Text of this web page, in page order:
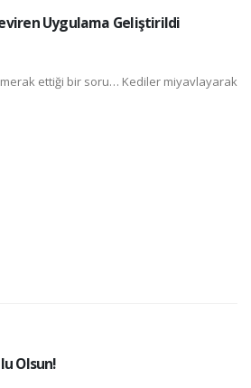
Uygulama Geliştirildi
ettiği bir soru… Kediler miyavlayarak
Olsun!